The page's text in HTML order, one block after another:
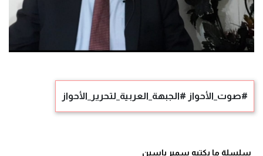
#صوت_الأحواز #الجبهة_العربية_لتحرير_الأحواز